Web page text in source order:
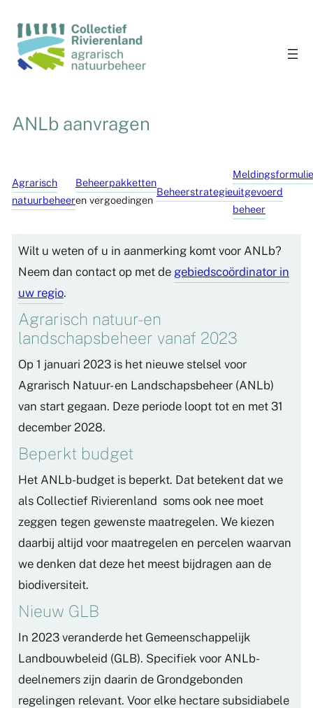
naar
de
inhoud
ANLb aanvragen
Agrarisch
natuurbeheer
Beheerpakketten
en vergoedingen
Beheerstrategieuitgevoerd
beheer
Wilt u weten of u in aanmerking komt voor ANLb?
Neem dan contact op met de gebiedscoördinatorin
uw regio.
Agrarisch natuur- en
landschapsbeheer vanaf 2023
Op 1 januari 2023 is het nieuwe stelsel voor
Agrarisch Natuur- en Landschapsbeheer (ANLb)
van start gegaan. Deze periode loopt tot en met 31
december 2028.
Beperkt budget
Het ANLb-budget is beperkt. Dat betekent dat we
als Collectief Rivierenland soms ook nee moet
zeggen tegen gewenste maatregelen. We kiezen
daarbij altijd voor maatregelen en percelen waarvan
we denken dat deze het meest bijdragen aan de
biodiversiteit.
Nieuw GLB
In 2023 veranderde het Gemeenschappelijk
Landbouwbeleid (GLB). Specifiek voor ANLb-
deelnemers zijn daarin de Grondgebonden
regelingen relevant. Voor elke hectare subsidiabele